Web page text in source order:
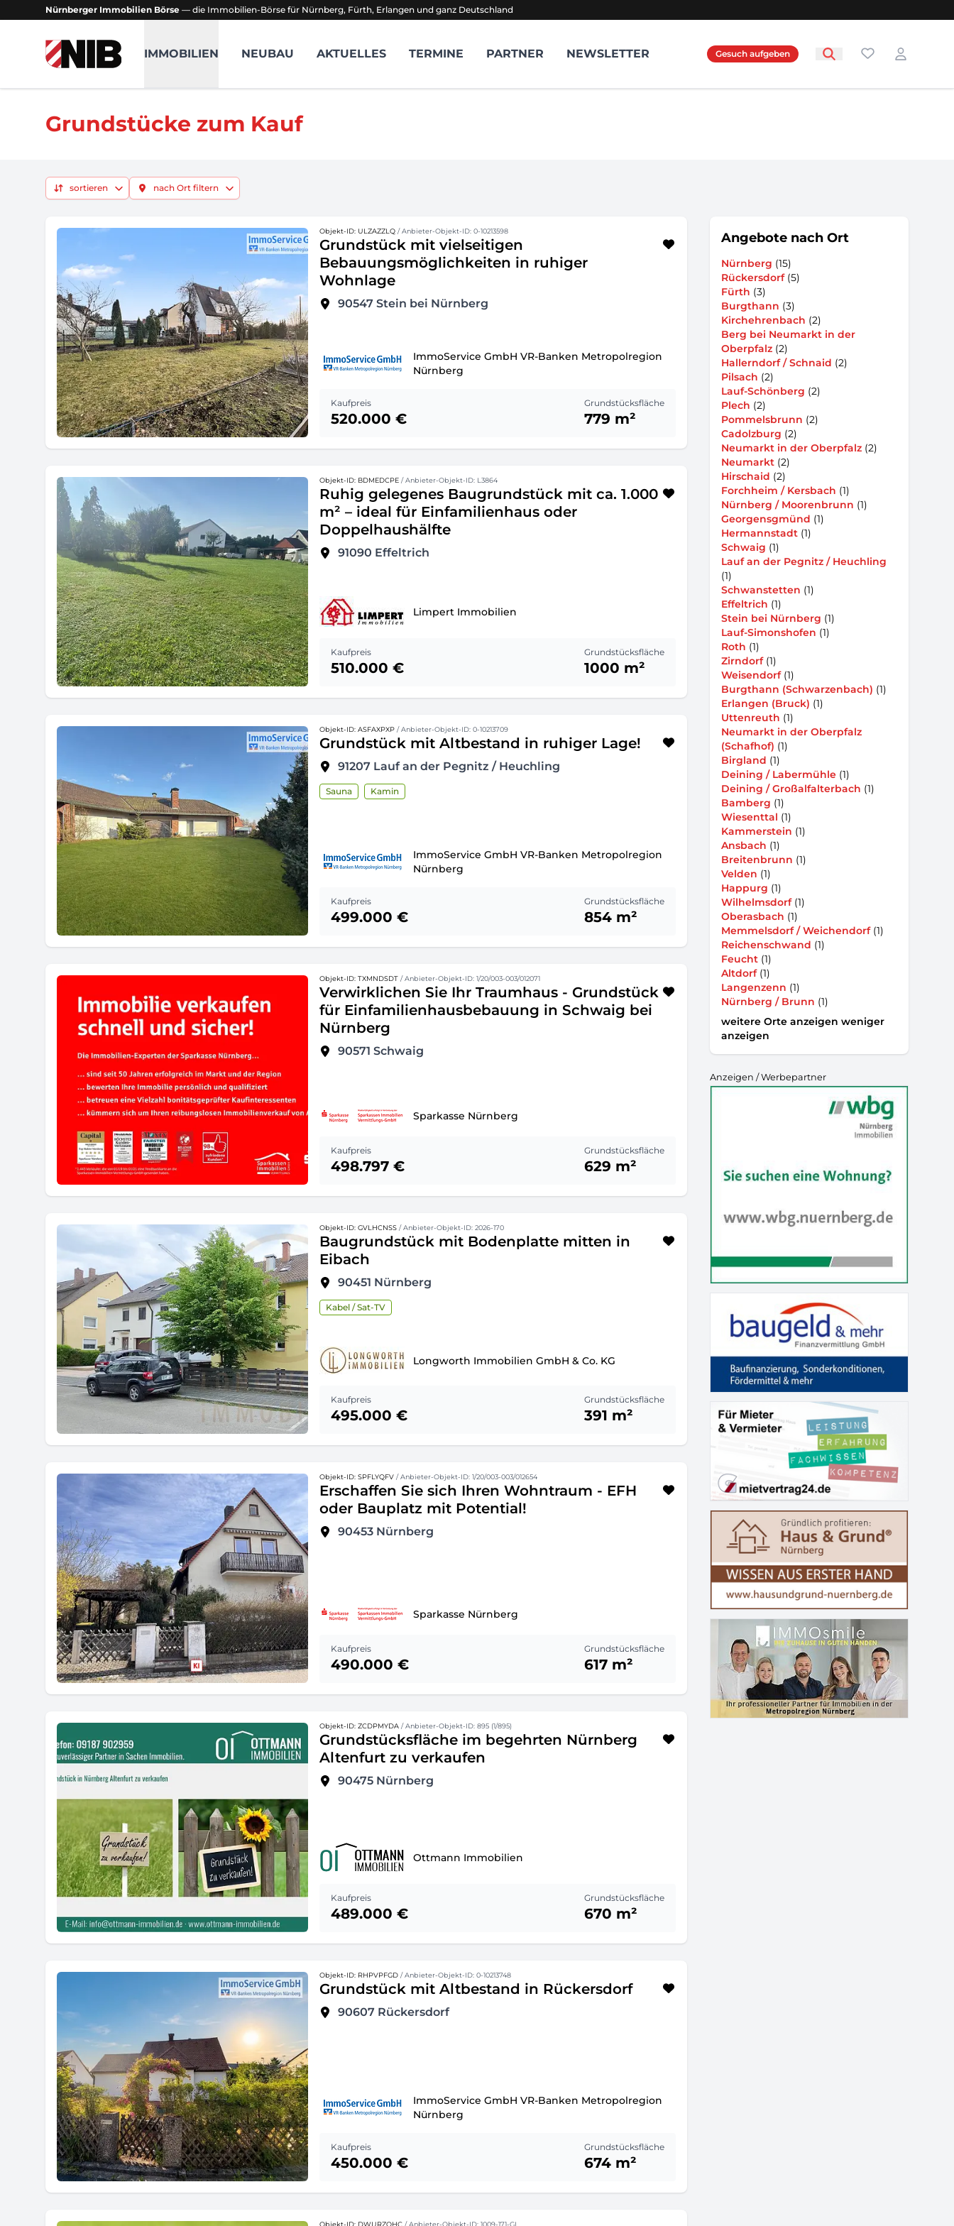
Nürnberger Immobilien Börse — die Immobilien-Börse für Nürnberg, Fürth, Erlangen und ganz Deutschland
NIB - Nürnberger Immobilien Börse
IMMOBILIEN NEUBAU AKTUELLES TERMINE PARTNER NEWSLETTER Gesuch aufgeben Favoriten
Login
Grundstücke zum Kauf
sortieren nach Ort filtern
Objekt-ID: ULZAZZLQ / Anbieter-Objekt-ID: 0-10213598
Grundstück mit vielseitigen
Bebauungsmöglichkeiten in ruhiger
Wohnlage
90547 Stein bei Nürnberg
ImmoService GmbH VR-Banken Metropolregion
Nürnberg
Kaufpreis
520.000 €
Grundstücksfläche
779 m²
Objekt-ID: BDMEDCPE / Anbieter-Objekt-ID: L3864
Ruhig gelegenes Baugrundstück mit ca. 1.000
m² – ideal für Einfamilienhaus oder
Doppelhaushälfte
91090 Effeltrich
Limpert Immobilien
Kaufpreis
510.000 €
Grundstücksfläche
1000 m²
Objekt-ID: ASFAXPXP / Anbieter-Objekt-ID: 0-10213709
Grundstück mit Altbestand in ruhiger Lage!
91207 Lauf an der Pegnitz / Heuchling
Sauna Kamin
ImmoService GmbH VR-Banken Metropolregion
Nürnberg
Kaufpreis
499.000 €
Grundstücksfläche
854 m²
Objekt-ID: TXMNDSDT / Anbieter-Objekt-ID: 1/20/003-003/012071
Verwirklichen Sie Ihr Traumhaus - Grundstück
für Einfamilienhausbebauung in Schwaig bei
Nürnberg
90571 Schwaig
Sparkasse Nürnberg
Kaufpreis
498.797 €
Grundstücksfläche
629 m²
Objekt-ID: GVLHCNSS / Anbieter-Objekt-ID: 2026-170
Baugrundstück mit Bodenplatte mitten in
Eibach
90451 Nürnberg
Kabel / Sat-TV
Longworth Immobilien GmbH & Co. KG
Kaufpreis
495.000 €
Grundstücksfläche
391 m²
Objekt-ID: SPFLYQFV / Anbieter-Objekt-ID: 1/20/003-003/012654
Erschaffen Sie sich Ihren Wohntraum - EFH
oder Bauplatz mit Potential!
90453 Nürnberg
Sparkasse Nürnberg
Kaufpreis
490.000 €
Grundstücksfläche
617 m²
Objekt-ID: ZCDPMYDA / Anbieter-Objekt-ID: 895 (1/895)
Grundstücksfläche im begehrten Nürnberg
Altenfurt zu verkaufen
90475 Nürnberg
Ottmann Immobilien
Kaufpreis
489.000 €
Grundstücksfläche
670 m²
Objekt-ID: RHPVPFGD / Anbieter-Objekt-ID: 0-10213748
Grundstück mit Altbestand in Rückersdorf
90607 Rückersdorf
ImmoService GmbH VR-Banken Metropolregion
Nürnberg
Kaufpreis
450.000 €
Grundstücksfläche
674 m²
Objekt-ID: DWURZQHC / Anbieter-Objekt-ID: 1009-171-GL
Angebote nach Ort
Nürnberg (15)
Rückersdorf(5)
Fürth (3)
Burgthann (3)
Kirchehrenbach (2)
Berg bei Neumarkt in der
Oberpfalz (2)
Hallerndorf / Schnaid (2)
Pilsach (2)
Lauf-Schönberg (2)
Plech (2)
Pommelsbrunn (2)
Cadolzburg (2)
Neumarkt in der Oberpfalz (2)
Neumarkt (2)
Hirschaid (2)
Forchheim / Kersbach (1)
Nürnberg / Moorenbrunn (1)
Georgensgmünd (1)
Hermannstadt (1)
Schwaig (1)
Lauf an der Pegnitz / Heuchling
(1)
Schwanstetten (1)
Effeltrich (1)
Stein bei Nürnberg (1)
Lauf-Simonshofen (1)
Roth (1)
Zirndorf(1)
Weisendorf(1)
Burgthann (Schwarzenbach) (1)
Erlangen (Bruck) (1)
Uttenreuth (1)
Neumarkt in der Oberpfalz
(Schafhof) (1)
Birgland (1)
Deining / Labermühle (1)
Deining / Großalfalterbach (1)
Bamberg (1)
Wiesenttal (1)
Kammerstein (1)
Ansbach (1)
Breitenbrunn (1)
Velden (1)
Happurg (1)
Wilhelmsdorf(1)
Oberasbach (1)
Memmelsdorf / Weichendorf(1)
Reichenschwand (1)
Feucht (1)
Altdorf(1)
Langenzenn (1)
Nürnberg / Brunn (1)
weitere Orte anzeigen weniger
anzeigen
Anzeigen / Werbepartner